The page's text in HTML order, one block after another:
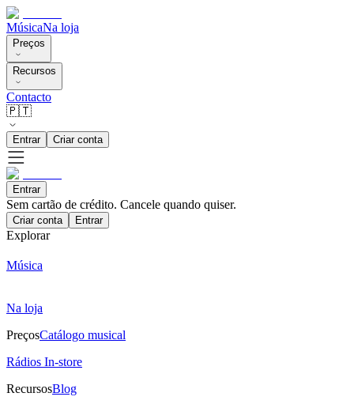
MúsicaNa loja
Preços
Recursos
Contacto
🇵🇹
Entrar Criar conta
Entrar
Sem cartão de crédito. Cancele quando quiser.
Criar conta Entrar
Explorar
Música
Na loja
PreçosCatálogo musical
Rádios In-store
RecursosBlog